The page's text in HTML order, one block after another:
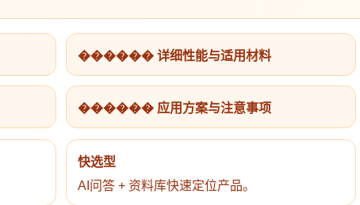
������ 详细性能与适用材料
������ 应用方案与注意事项
快选型
AI问答 + 资料库快速定位产品。